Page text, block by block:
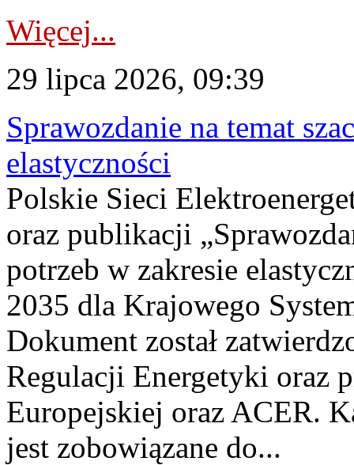
Więcej...
29 lipca 2026, 09:39
Sprawozdanie na temat
elastyczności
Polskie Sieci
oraz publikacji
potrzeb w zakresie
2035 dla Krajowego
Dokument został
Regulacji Energetyki oraz
Europejskiej oraz ACER.
jest zobowiązane do...